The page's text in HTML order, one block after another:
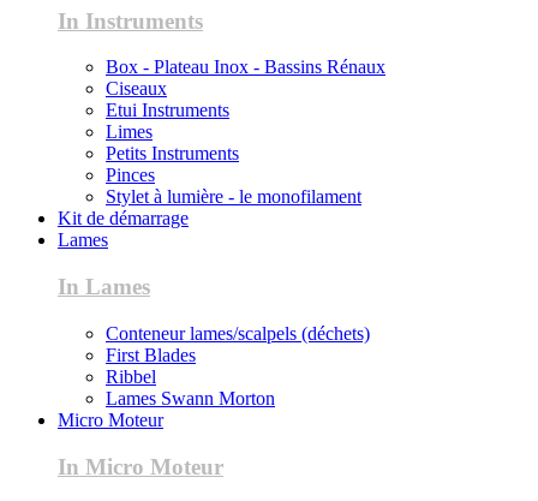
In Instruments
Box - Plateau Inox - Bassins Rénaux
Ciseaux
Etui Instruments
Limes
Petits Instruments
Pinces
Stylet à lumière - le monofilament
Kit de démarrage
Lames
In Lames
Conteneur lames/scalpels (déchets)
First Blades
Ribbel
Lames Swann Morton
Micro Moteur
In Micro Moteur